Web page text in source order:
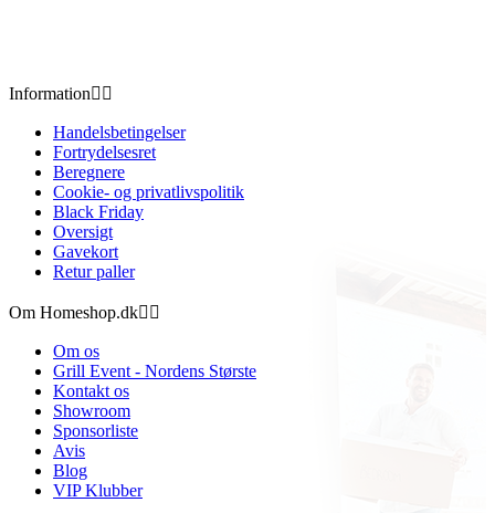
Information 
Handelsbetingelser
Fortrydelsesret
Beregnere
Cookie- og privatlivspolitik
Black Friday
Oversigt
Gavekort
Retur paller
Om Homeshop.dk 
Om os
Grill Event - Nordens Største
Kontakt os
Showroom
Sponsorliste
Avis
Blog
VIP Klubber